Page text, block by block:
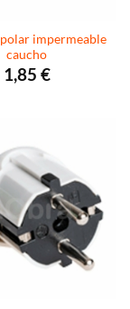
impermeable
caucho
1,85 €